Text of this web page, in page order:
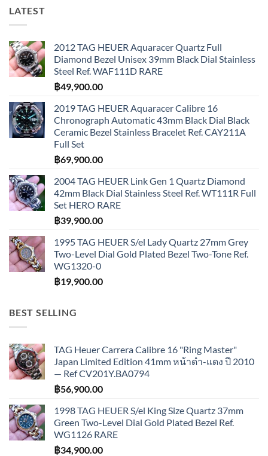
LATEST
2012 TAG HEUER Aquaracer Quartz Full
Diamond Bezel Unisex 39mm Black Dial Stainless
Steel Ref. WAF111D RARE
฿49,900.00
2019 TAG HEUER Aquaracer Calibre 16
Chronograph Automatic 43mm Black Dial Black
Ceramic Bezel Stainless Bracelet Ref. CAY211A
Full Set
฿69,900.00
2004 TAG HEUER Link Gen 1 Quartz Diamond
42mm Black Dial Stainless Steel Ref. WT111R Full
Set HERO RARE
฿39,900.00
1995 TAG HEUER S/el Lady Quartz 27mm Grey
Two-Level Dial Gold Plated Bezel Two-Tone Ref.
WG1320-0
฿19,900.00
BEST SELLING
TAG Heuer Carrera Calibre 16 "Ring Master"
Japan Limited Edition 41mm หน้าดำ-แดง ปี 2010
— Ref CV201Y.BA0794
฿56,900.00
1998 TAG HEUER S/el King Size Quartz 37mm
Green Two-Level Dial Gold Plated Bezel Ref.
WG1126 RARE
฿34,900.00